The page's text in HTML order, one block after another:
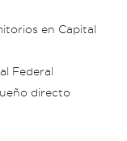
en Capital
Federal
directo